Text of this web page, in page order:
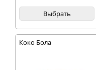
Выбрать
Коко Бола